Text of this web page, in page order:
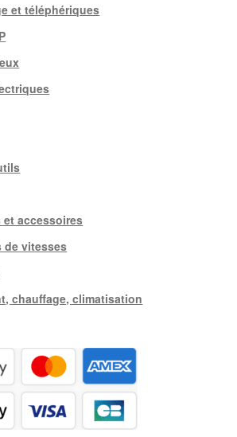
et téléphériques
et accessoires
de vitesses
chauffage, climatisation